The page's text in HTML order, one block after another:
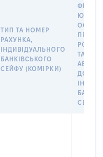
ТИП ТА НОМЕР
РАХУНКА,
ІНДИВІДУАЛЬНОГО
БАНКІВСЬКОГО
СЕЙФУ (КОМІРКИ)
ПРАВО
ТАКИМ
АБО
ДО
СЕЙФУ